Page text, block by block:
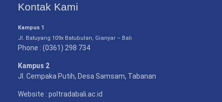
Kontak Kami
Kampus 1
Jl. Batuyang 109x Batubulan, Gianyar – Bali
Phone : (0361) 298 734
Kampus 2
Jl. Cempaka Putih, Desa Samsam, Tabanan
Website : poltradabali.ac.id